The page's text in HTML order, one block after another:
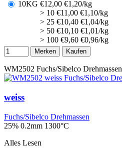
10KG €12,00 €1,20/kg
> 10 €11,00 €1,10/kg
> 25 €10,40 €1,04/kg
> 50 €10,10 €1,01/kg
> 100 €9,60 €0,96/kg
Merken Kaufen
WM2502 Fuchs/Sibelco Drehmassen
weiss
Fuchs/Sibelco Drehmassen
25% 0.2mm 1300°C
Alles Lesen